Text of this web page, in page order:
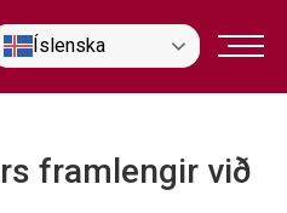
Íslenska
framlengir við